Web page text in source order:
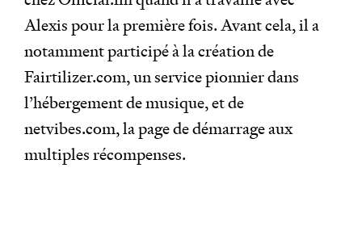
Alexis pour la première fois. Avant cela, il a
notamment participé à la création de
Fairtilizer.com, un service pionnier dans
l’hébergement de musique, et de
netvibes.com, la page de démarrage aux
multiples récompenses.